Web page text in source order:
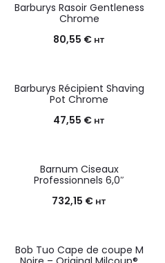
Barburys Rasoir Gentleness
Chrome
80,55 € HT
Barburys Récipient Shaving
Pot Chrome
47,55 € HT
Barnum Ciseaux
Professionnels 6,0″
732,15 € HT
Bob Tuo Cape de coupe M